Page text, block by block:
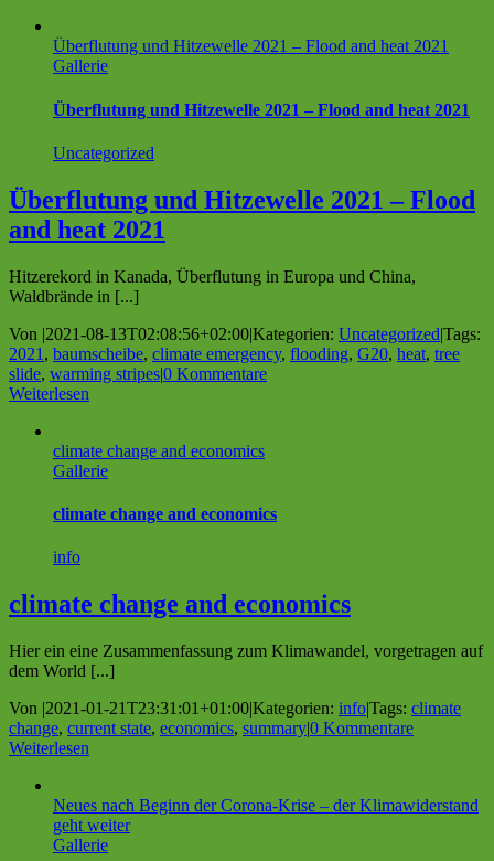
Überflutung und Hitzewelle 2021 – Flood and heat 2021
Gallerie
Überflutung und Hitzewelle 2021 – Flood and heat 2021
Uncategorized
Überflutung und Hitzewelle 2021 – Flood
and heat 2021
Hitzerekord in Kanada, Überflutung in Europa und China,
Waldbrände in [...]
Von |2021-08-13T02:08:56+02:00|Kategorien: Uncategorized|Tags:
2021 , baumscheibe, climate emergency, flooding, G20, heat, tree
slide, warming stripes|0 Kommentare
Weiterlesen
climate change and economics
Gallerie
climate change and economics
info
climate change and economics
Hier ein eine Zusammenfassung zum Klimawandel, vorgetragen auf
dem World [...]
Von |2021-01-21T23:31:01+01:00|Kategorien: info|Tags: climate
change, current state, economics, summary|0 Kommentare
Weiterlesen
Neues nach Beginn der Corona-Krise – der Klimawiderstand
geht weiter
Gallerie